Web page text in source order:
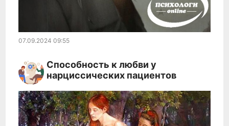
07.09.2024 09:55
Способность к любви у
нарциссических пациентов